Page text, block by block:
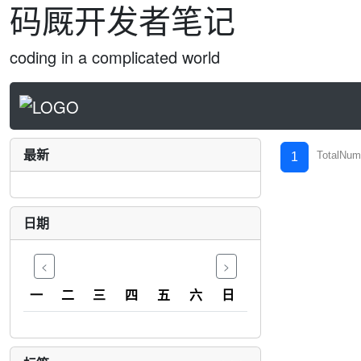
码厩开发者笔记
coding in a complicated world
最新
日期
< >
一 二 三 四 五 六 日
1